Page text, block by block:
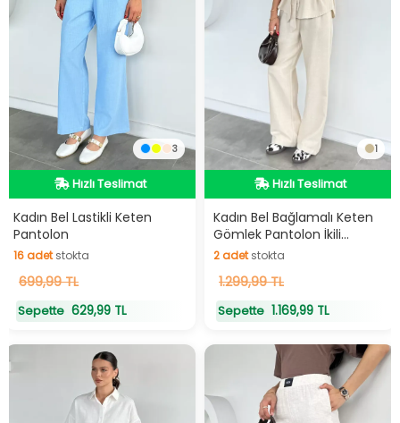
3
Hızlı Teslimat
Hızlı Teslimat
Kadın Bel Lastikli Keten
Pantolon
16adetstokta
16 adetstokta
699,99 TL
Sepette 629,99 TL
1
Hızlı Teslimat
Hızlı Teslimat
Kadın Bel Bağlamalı Keten
Gömlek Pantolon İkili
Takım
2 adetstokta
2 adetstokta
1.299,99 TL
Sepette 1.169,99 TL